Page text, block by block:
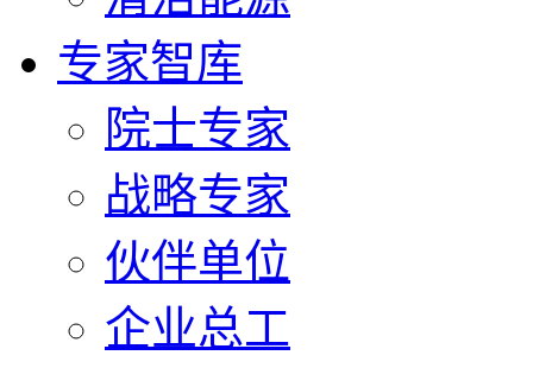
专家智库
院士专家
战略专家
伙伴单位
企业总工